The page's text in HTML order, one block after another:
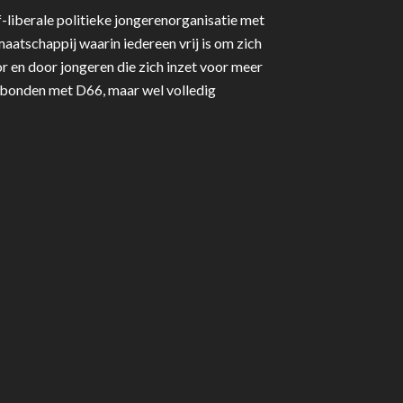
liberale politieke jongerenorganisatie met
waarin iedereen vrij is om zich
en door jongeren die zich inzet voor meer
met D66, maar wel volledig